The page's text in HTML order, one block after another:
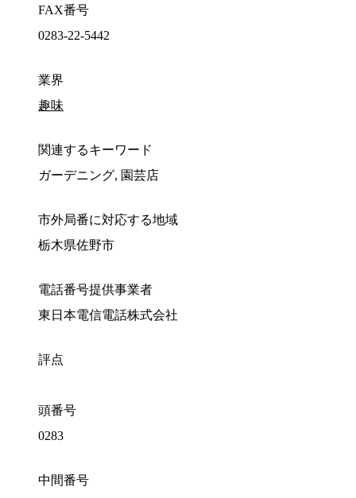
FAX番号
0283-22-5442
業界
趣味
関連するキーワード
ガーデニング, 園芸店
市外局番に対応する地域
栃木県佐野市
電話番号提供事業者
東日本電信電話株式会社
評点
頭番号
0283
中間番号